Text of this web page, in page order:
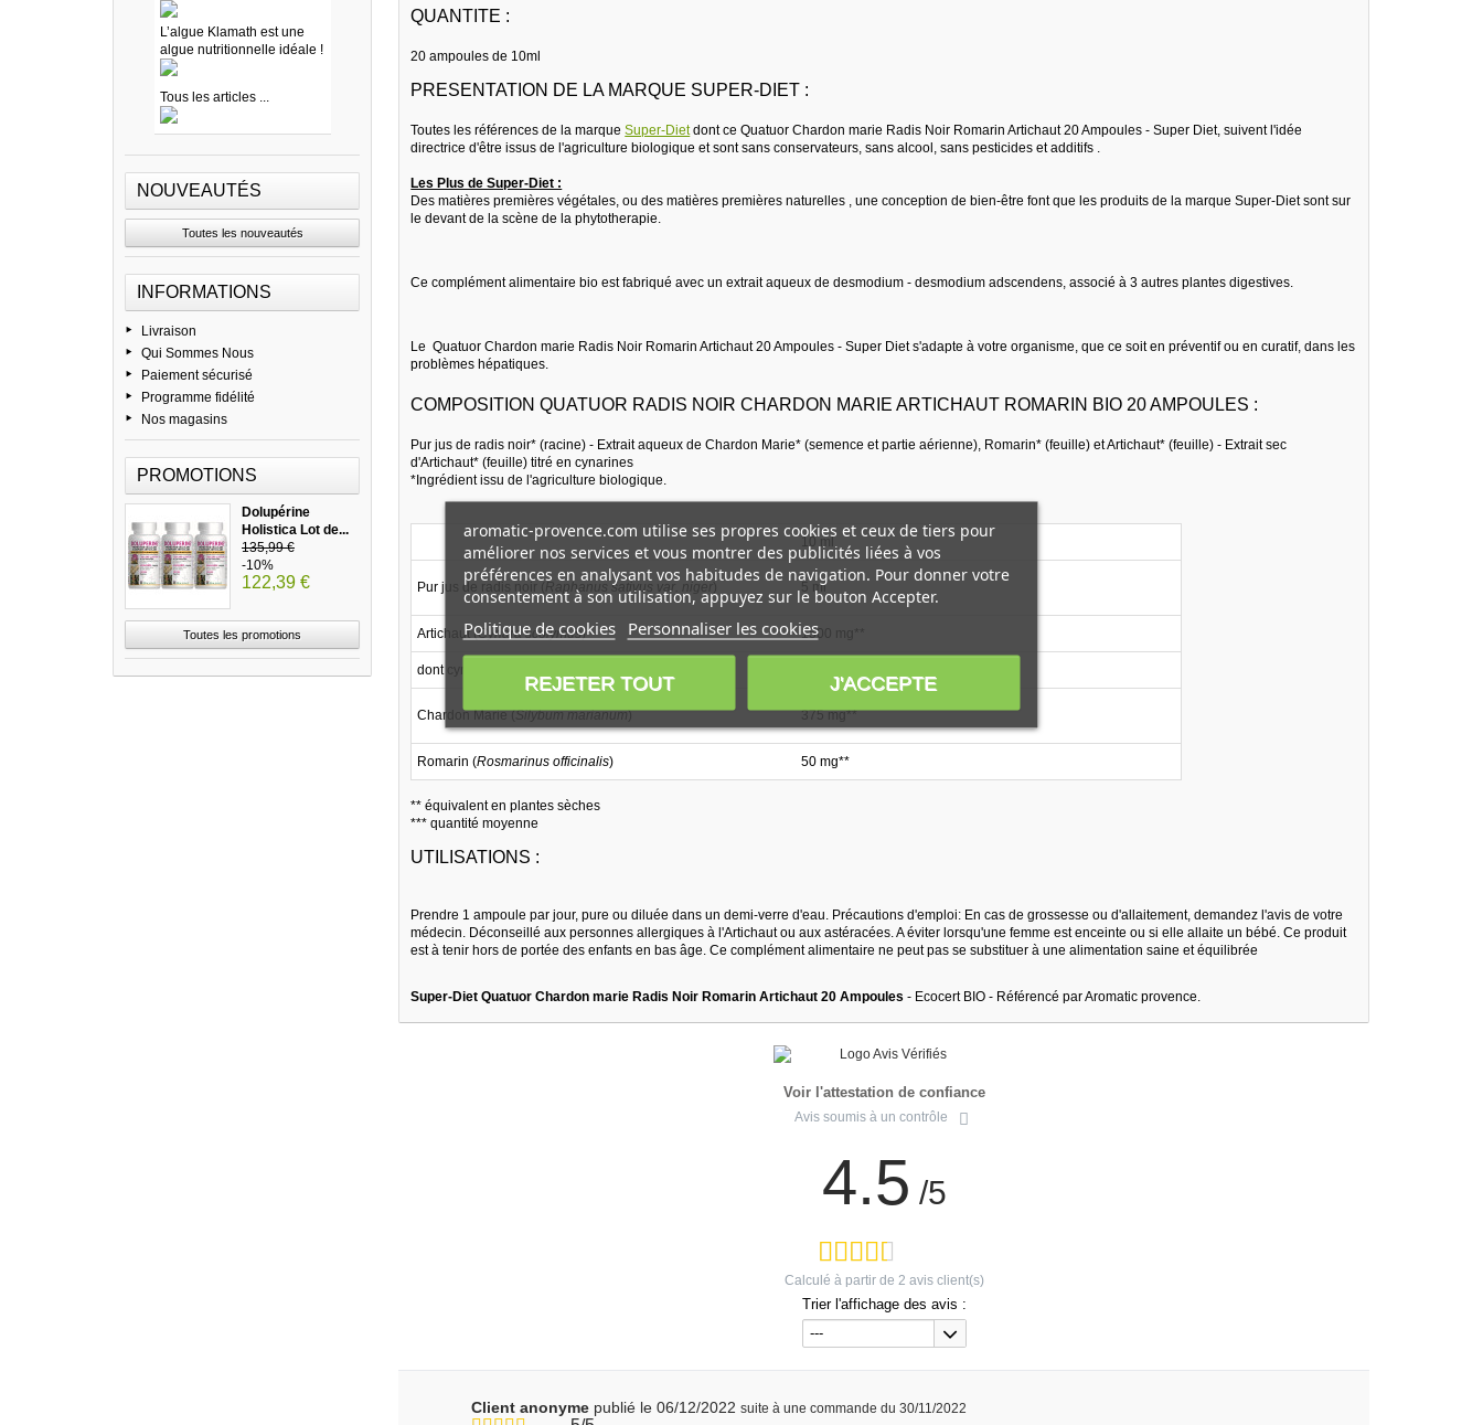
L’algue Klamath est une
algue nutritionnelle idéale !
Tous les articles ...
NOUVEAUTÉS
Toutes les nouveautés
INFORMATIONS
Livraison
Qui Sommes Nous
Paiement sécurisé
Programme fidélité
Nos magasins
PROMOTIONS
Dolupérine
Holistica Lot de...
135,99 €
-10%
122,39 €
Toutes les promotions
QUANTITE :
20 ampoules de 10ml
PRESENTATION DE LA MARQUE SUPER-DIET :
Toutes les références de la marqueSuper-Dietdont ce Quatuor Chardon marie Radis Noir Romarin Artichaut 20 Ampoules - Super Diet, suivent l'idée
directrice d'être issus de l'agriculture biologique et sont sans conservateurs, sans alcool, sans pesticides et additifs .
Les Plus de Super-Diet :
Des matières premières végétales, ou des matières premières naturelles , une conception de bien-être font que les produits de la marque Super-Diet sont sur
le devant de la scène de la phytotherapie.
Ce complément alimentaire bio est fabriqué avec un extrait aqueux de desmodium - desmodium adscendens, associé à 3 autres plantes digestives.
Le Quatuor Chardon marie Radis Noir Romarin Artichaut 20 Ampoules - Super Diet s'adapte à votre organisme, que ce soit en préventif ou en curatif, dans les
problèmes hépatiques.
COMPOSITION QUATUOR RADIS NOIR CHARDON MARIE ARTICHAUT ROMARIN BIO 20 AMPOULES :
Pur jus de radis noir* (racine) - Extrait aqueux de Chardon Marie* (semence et partie aérienne), Romarin* (feuille) et Artichaut* (feuille) - Extrait sec
d'Artichaut* (feuille) titré en cynarines
*Ingrédient issu de l'agriculture biologique.
10 ml
Pur jus de radis noir ( Raphanus sativus var. niger ) 5 ml
Artichaut (Cynara scolymus) 1500 mg**
dont cynarines
Chardon Marie (Silybum marianum) 375 mg**
Romarin (Rosmarinus officinalis) 50 mg**
** équivalent en plantes sèches
*** quantité moyenne
UTILISATIONS :
Prendre 1 ampoule par jour, pure ou diluée dans un demi-verre d'eau. Précautions d'emploi: En cas de grossesse ou d'allaitement, demandez l'avis de votre
médecin. Déconseillé aux personnes allergiques à l'Artichaut ou aux astéracées. A éviter lorsqu'une femme est enceinte ou si elle allaite un bébé. Ce produit
est à tenir hors de portée des enfants en bas âge. Ce complément alimentaire ne peut pas se substituer à une alimentation saine et équilibrée
Super-Diet Quatuor Chardon marie Radis Noir Romarin Artichaut 20 Ampoules - Ecocert BIO - Référencé par Aromatic provence.
Voir l'attestation de confiance
Avis soumis à un contrôle
4.5 /5
Calculé à partir de 2 avis client(s)
Trier l'affichage des avis :
---
Client anonyme publié le 06/12/2022 suite à une commande du 30/11/2022
aromatic-provence.com utilise ses propres cookies et ceux de tiers pour
améliorer nos services et vous montrer des publicités liées à vos
préférences en analysant vos habitudes de navigation. Pour donner votre
consentement à son utilisation, appuyez sur le bouton Accepter.
Politique de cookies Personnaliser les cookies
REJETER TOUT J'ACCEPTE